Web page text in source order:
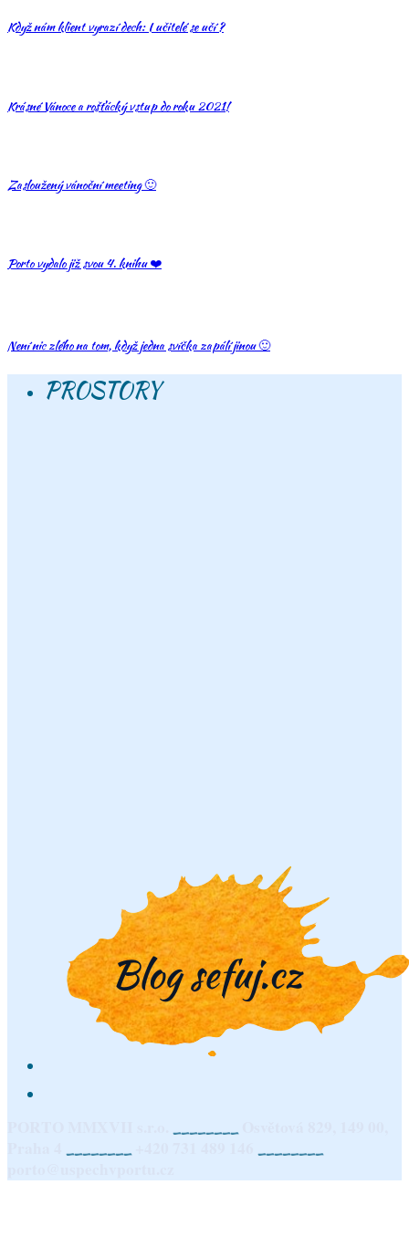
Když nám klient vyrazí dech: I učitelé se učí ?
Krásné Vánoce a rošťácký vstup do roku 2021!
Zasloužený vánoční meeting 🙂
Porto vydalo již svou 4. knihu ❤️
Není nic zlého na tom, když jedna svíčka zapálí jinou 🙂
PROSTORY
________
________ ________